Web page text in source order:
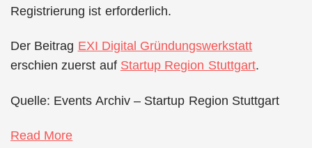
Registrierung ist erforderlich.
Der Beitrag EXI Digital Gründungswerkstatt
erschien zuerst auf Startup Region Stuttgart.
Quelle: Events Archiv – Startup Region Stuttgart
Read More